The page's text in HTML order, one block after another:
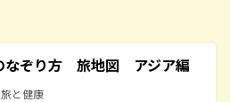
なぞり方 旅地図 アジア編
と健康